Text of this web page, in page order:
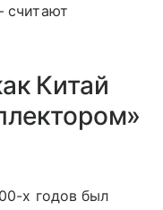
считают
Китай
х годов был